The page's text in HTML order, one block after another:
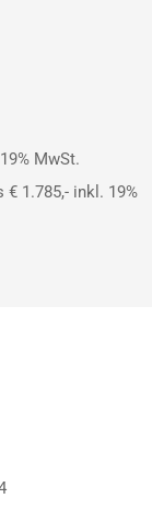
MwSt.
€ 1.785,- inkl. 19%